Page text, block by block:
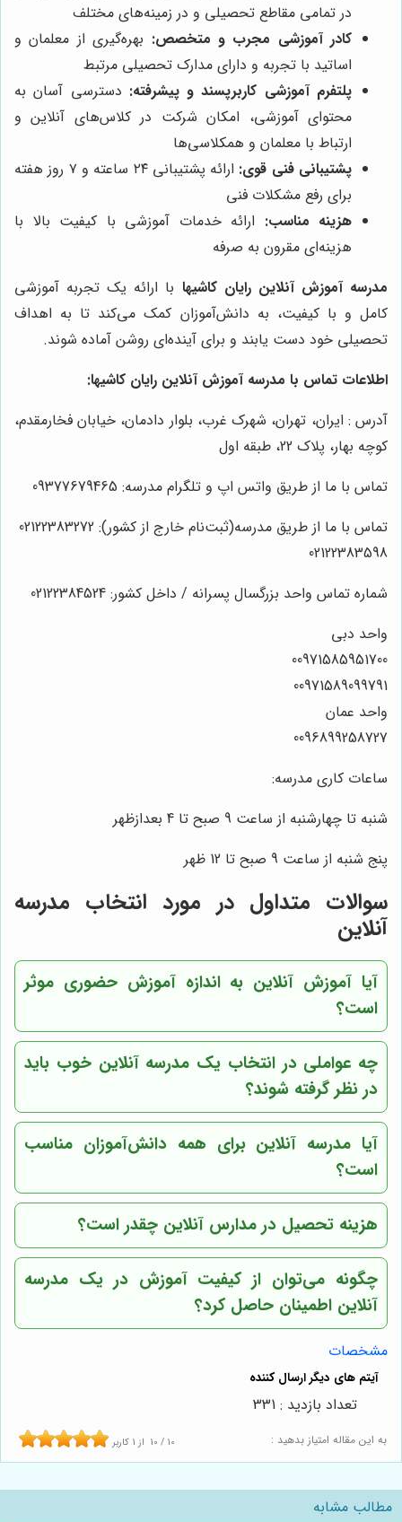
در تمامی مقاطع تحصیلی و در زمینه‌های مختلف
کادر آموزشی مجرب و متخصص: بهره‌گیری از معلمان و
اساتید با تجربه و دارای مدارک تحصیلی مرتبط
پلتفرم آموزشی کاربرپسند و پیشرفته: دسترسی آسان به
محتوای آموزشی، امکان شرکت در کلاس‌های آنلاین و
ارتباط با معلمان و همکلاسی‌ها
پشتیبانی فنی قوی:
ارائه پشتیبانی ۲۴ ساعته و ۷ روز هفته
برای رفع مشکلات فنی
هزینه مناسب: ارائه خدمات آموزشی با کیفیت بالا با
هزینه‌ای مقرون به صرفه
مدرسه آموزش آنلاین رایان کاشیها با ارائه یک تجربه آموزشی
کامل و با کیفیت، به دانش‌آموزان کمک می‌کند تا به اهداف
تحصیلی خود دست یابند و برای آینده‌ای روشن آماده شوند.
اطلاعات تماس با مدرسه آموزش آنلاین رایان کاشیها:
آدرس : ایران، تهران، شهرک غرب، بلوار دادمان، خیابان فخارمقدم،
کوچه بهار، پلاک 22، طبقه اول
تماس با ما از طریق واتس اپ و تلگرام مدرسه: 09377679465
تماس با ما از طریق مدرسه(ثبت‌نام خارج از کشور): 02122383272
02122383598
شماره تماس واحد بزرگسال پسرانه / داخل کشور: 02122384524
واحد دبی
00971585951700
00971589099791
واحد عمان
0096899258727
ساعات کاری مدرسه:
شنبه تا چهارشنبه از ساعت 9 صبح تا 4 بعدازظهر
پنج شنبه از ساعت 9 صبح تا 12 ظهر
سوالات متداول در مورد انتخاب مدرسه
آنلاین
آیا آموزش آنلاین به اندازه آموزش حضوری موثر
است؟
چه عواملی در انتخاب یک مدرسه آنلاین خوب باید
در نظر گرفته شوند؟
آیا مدرسه آنلاین برای همه دانش‌آموزان مناسب
است؟
هزینه تحصیل در مدارس آنلاین چقدر است؟
چگونه می‌توان از کیفیت آموزش در یک مدرسه
آنلاین اطمینان حاصل کرد؟
مشخصات
به این مقاله امتیاز بدهید : 10 / 10 از 1 کاربر
تعداد بازدید : 331
مطالب مشابه